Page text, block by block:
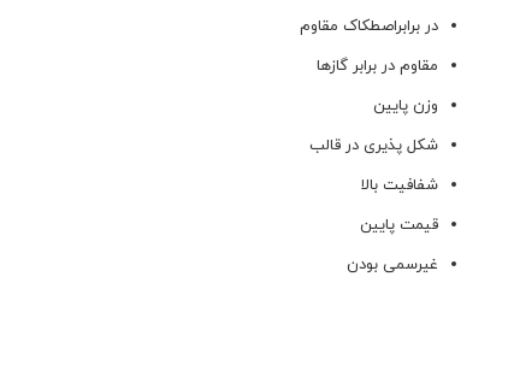
در برابراصطکاک مقاوم
مقاوم در برابر گازها
وزن پایین
شکل پذیری در قالب
شفافیت بالا
قیمت پایین
غیرسمی بودن